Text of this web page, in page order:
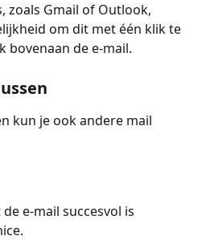
zoals Gmail of Outlook,
om dit met één klik te
bovenaan de e-mail.
kun je ook andere mail
e-mail succesvol is